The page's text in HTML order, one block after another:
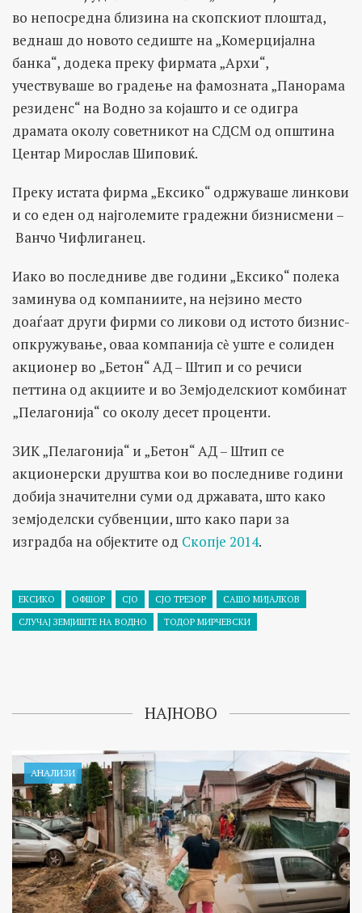
во непосредна близина на скопскиот плоштад,
веднаш до новото седиште на „Комерцијална
банка“, додека преку фирмата „Архи“,
учествуваше во градење на фамозната „Панорама
резиденс“ на Водно за којашто и се одигра
драмата околу советникот на СДСМ од општина
Центар Мирослав Шиповиќ.
Преку истата фирма „Ексико“ одржуваше линкови
и со еден од најголемите градежни бизнисмени –
Ванчо Чифлиганец.
Иако во последниве две години „Ексико“ полека
заминува од компаниите, на нејзино место
доаѓаат други фирми со ликови од истото бизнис-
опкружување, оваа компанија сѐ уште е солиден
акционер во „Бетон“ АД – Штип и со речиси
петтина од акциите и во Земјоделскиот комбинат
„Пелагонија“ со околу десет проценти.
ЗИК „Пелагонија“ и „Бетон“ АД – Штип се
акционерски друштва кои во последниве години
добија значителни суми од државата, што како
земјоделски субвенции, што како пари за
изградба на објектите од Скопје 2014.
ЕКСИКО ОФШОР СЈО СЈО ТРЕЗОР
САШО МИЈАЛКОВ
СЛУЧАЈ ЗЕМЈИШТЕ НА ВОДНО
ТОДОР МИРЧЕВСКИ
НАЈНОВО
АНАЛИЗИ